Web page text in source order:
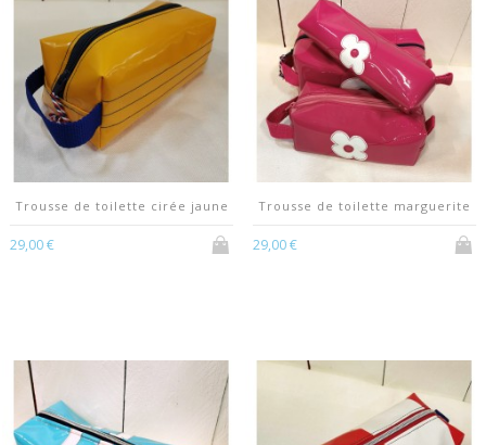
Trousse de toilette cirée jaune
29,00 €
Trousse de toilette marguerite
29,00 €